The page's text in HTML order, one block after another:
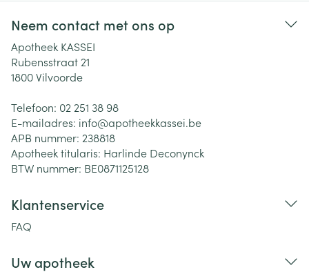
Neem contact met ons op
Apotheek KASSEI
Rubensstraat 21
1800Vilvoorde
Telefoon: 02 251 38 98
E-mailadres: info@apotheekkassei.be
APB nummer: 238818
Apotheek titularis: Harlinde Deconynck
BTW nummer: BE0871125128
Klantenservice
FAQ
Uw apotheek